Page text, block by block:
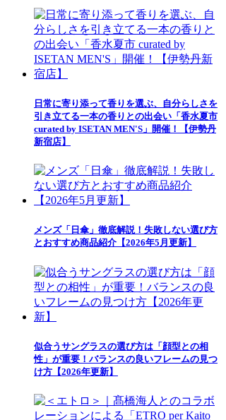
日常に寄り添って香りを選ぶ、自分らしさを
引き立てる一本の香りとの出会い「香水夏市
curated by ISETAN MEN'S」開催！【伊勢丹
新宿店】
メンズ「日傘」徹底解説！失敗しない選び方
とおすすめ商品紹介【2026年5月更新】
似合うサングラスの選び方は「顔型との相
性」が重要！バランスの良いフレームの見つ
け方【2026年更新】